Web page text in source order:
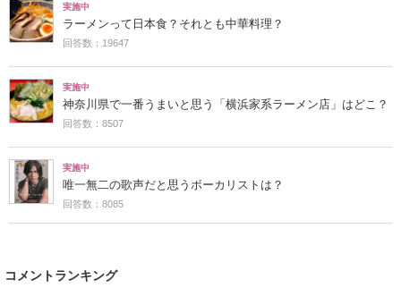
実施中
ラーメンって日本食？それとも中華料理？
回答数：19647
実施中
神奈川県で一番うまいと思う「横浜家系ラーメン店」はどこ？
回答数：8507
実施中
唯一無二の歌声だと思うボーカリストは？
回答数：8085
コメントランキング